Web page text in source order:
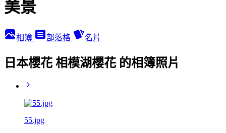
美景
相簿 部落格 名片
日本櫻花 相模湖櫻花 的相簿照片
55.jpg